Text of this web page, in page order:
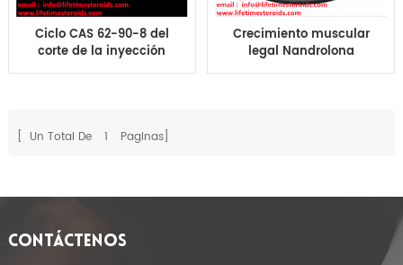
Ciclo CAS 62-90-8 del
corte de la inyección
del esteroide del deca
Crecimiento muscular
legal Nandrolona
fenilpropionato deca
[ Un Total De 1 Paginas]
CONTÁCTENOS